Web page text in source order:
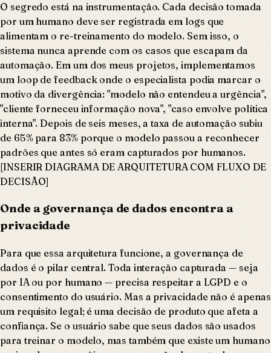
O segredo está na instrumentação. Cada decisão tomada
por um humano deve ser registrada em logs que
alimentam o re-treinamento do modelo. Sem isso, o
sistema nunca aprende com os casos que escapam da
automação. Em um dos meus projetos, implementamos
um loop de feedback onde o especialista podia marcar o
motivo da divergência: "modelo não entendeu a urgência",
"cliente forneceu informação nova", "caso envolve política
interna". Depois de seis meses, a taxa de automação subiu
de 65% para 83% porque o modelo passou a reconhecer
padrões que antes só eram capturados por humanos.
[INSERIR DIAGRAMA DE ARQUITETURA COM FLUXO DE
DECISÃO]
Onde a governança de dados encontra a
privacidade
Para que essa arquitetura funcione, a governança de
dados é o pilar central. Toda interação capturada — seja
por IA ou por humano — precisa respeitar a LGPD e o
consentimento do usuário. Mas a privacidade não é apenas
um requisito legal; é uma decisão de produto que afeta a
confiança. Se o usuário sabe que seus dados são usados
para treinar o modelo, mas também que existe um humano